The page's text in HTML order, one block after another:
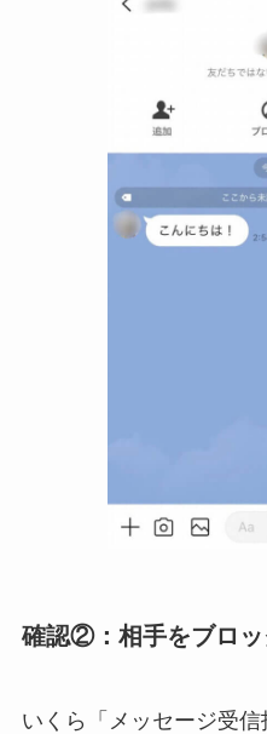
確認②：相手をブロ
いくら「メッセージ受信